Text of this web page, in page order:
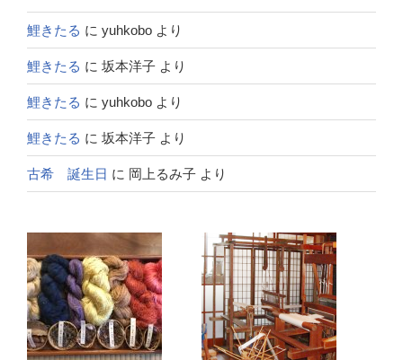
鯉きたる に yuhkobo より
鯉きたる に 坂本洋子 より
鯉きたる に yuhkobo より
鯉きたる に 坂本洋子 より
古希 誕生日 に 岡上るみ子 より